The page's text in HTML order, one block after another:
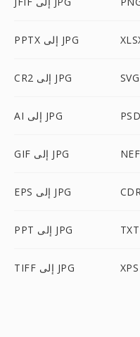
PPTX إلى JPG
CR2 إلى JPG
AI إلى JPG
GIF إلى JPG
EPS إلى JPG
PPT إلى JPG
TIFF إلى JPG